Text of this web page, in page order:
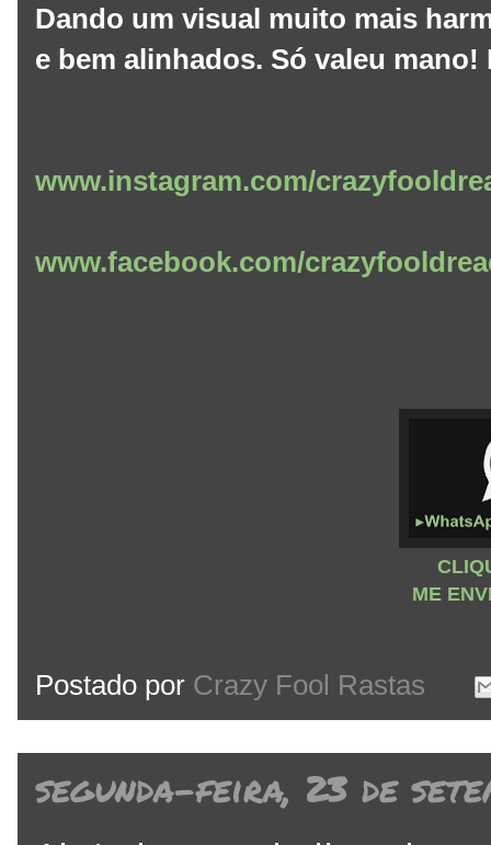
Dando um visual muito mais
e bem alinhados. Só valeu
www.instagram.com/
www.facebook.com/
ME
Postado por Crazy Fool Rastas
segunda-feira, 23 de